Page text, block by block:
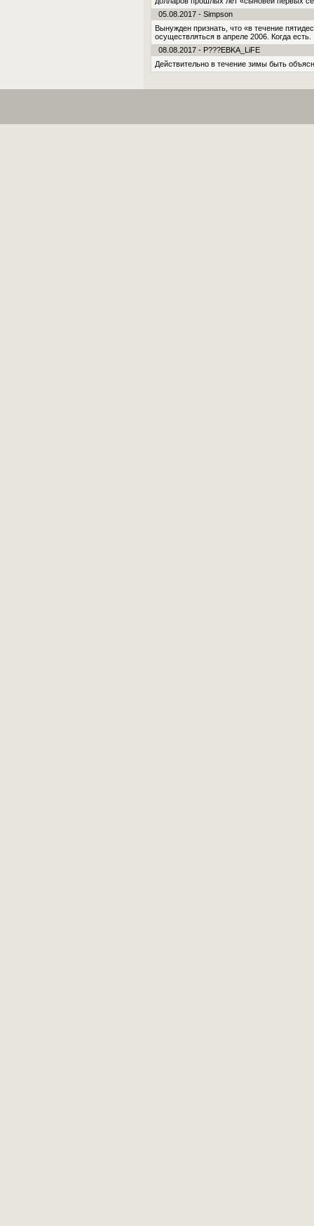
05.08.2017 - Simpson
Вынужден признать, что «в течение
осуществляться в апреле 2006. Когда есть.
08.08.2017 - P???EBKA_LiFE
Действительно в течение зимы быть